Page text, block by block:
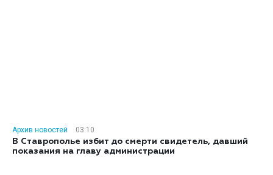
Архив новостей
03:10
В Ставрополье избит до смерти свидетель, давший
показания на главу администрации